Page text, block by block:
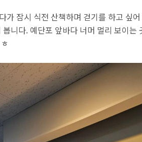
가 잠시 식전 산책하며 걷기를 하고 싶
니다. 예단포 앞바다 너머 멀리 보이는